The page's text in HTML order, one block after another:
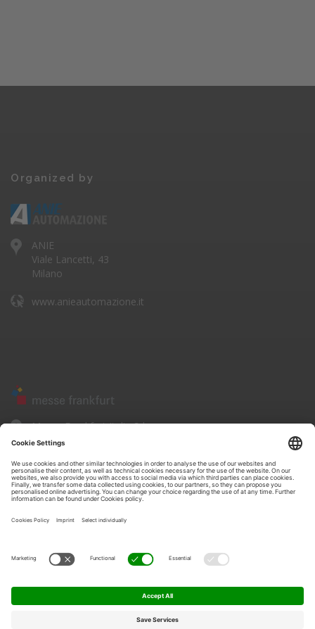
Organized by
ANIE
Viale Lancetti, 43
Milano
www.anieautomazione.it
Messe Frankfurt Italia Srl
Corso Sempione, 68
www.messefrankfurt.it
• Privacy